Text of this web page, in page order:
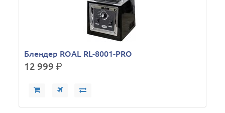
Блендер ROAL RL-8001-PRO
12 999р.